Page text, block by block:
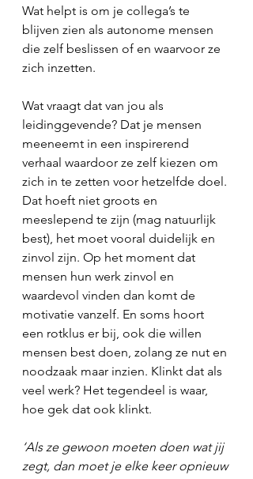
Wat helpt is om je collega’s te
blijven zien als autonome mensen
die zelf beslissen of en waarvoor ze
zich inzetten.
Wat vraagt dat van jou als
leidinggevende? Dat je mensen
meeneemt in een inspirerend
verhaal waardoor ze zelf kiezen om
zich in te zetten voor hetzelfde doel.
Dat hoeft niet groots en
meeslepend te zijn (mag natuurlijk
best), het moet vooral duidelijk en
zinvol zijn. Op het moment dat
mensen hun werk zinvol en
waardevol vinden dan komt de
motivatie vanzelf. En soms hoort
een rotklus er bij, ook die willen
mensen best doen, zolang ze nut en
noodzaak maar inzien. Klinkt dat als
veel werk? Het tegendeel is waar,
hoe gek dat ook klinkt.
‘Als ze gewoon moeten doen wat jij
zegt, dan moet je elke keer opnieuw